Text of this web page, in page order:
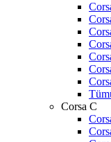
Corsa C